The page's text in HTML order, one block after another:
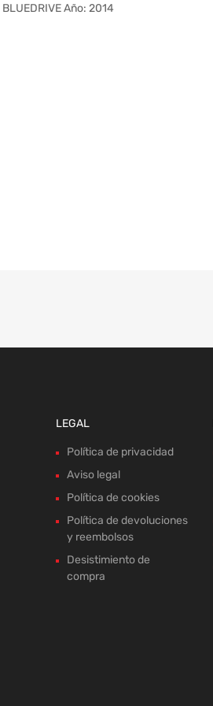
Año: 2014
LEGAL
Política de privacidad
Aviso legal
Política de cookies
Política de devoluciones
y reembolsos
Desistimiento de
compra